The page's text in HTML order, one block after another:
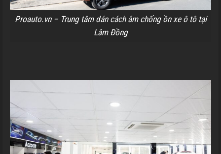
Proauto.vn – Trung tâm dán cách âm chống ồn xe ô tô tại
Lâm Đồng